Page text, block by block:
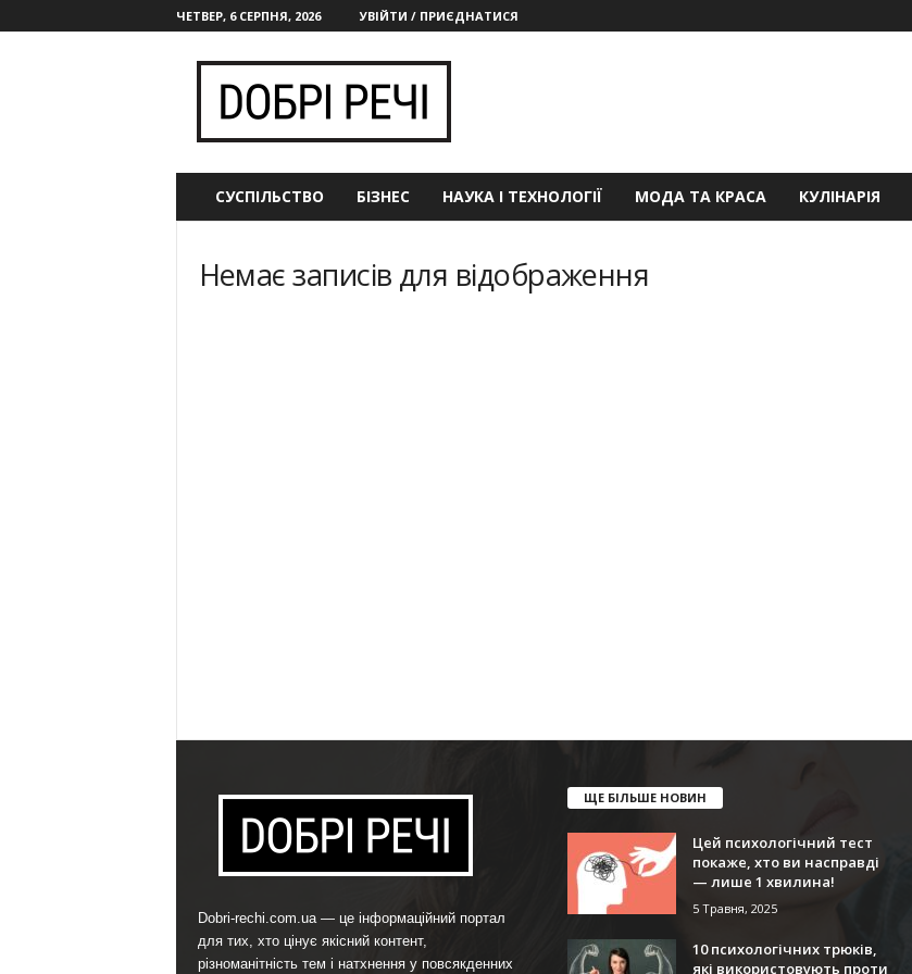
ЧЕТВЕР, 6 СЕРПНЯ, 2026 УВІЙТИ / ПРИЄДНАТИСЯ
СУСПІЛЬСТВО БІЗНЕС НАУКА І ТЕХНОЛОГІЇ МОДА ТА КРАСА КУЛІНАРІЯ
Немає записів для відображення
Dobri-rechi.com.ua — це інформаційний портал
для тих, хто цінує якісний контент,
різноманітність тем і натхнення у повсякденних
ЩЕ БІЛЬШЕ НОВИН
Цей психологічний тест
покаже, хто ви насправді
— лише 1 хвилина!
5 Травня, 2025
10 психологічних трюків,
які використовують проти